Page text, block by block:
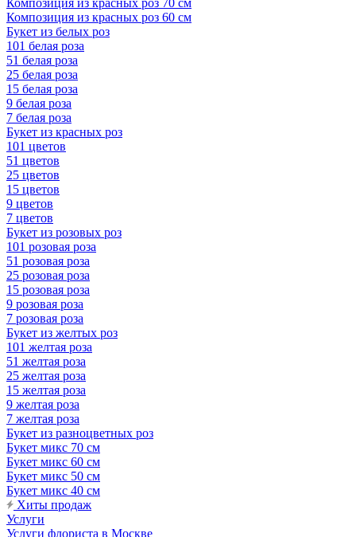
Композиция из красных роз 70 см
Композиция из красных роз 60 см
Букет из белых роз
101 белая роза
51 белая роза
25 белая роза
15 белая роза
9 белая роза
7 белая роза
Букет из красных роз
101 цветов
51 цветов
25 цветов
15 цветов
9 цветов
7 цветов
Букет из розовых роз
101 розовая роза
51 розовая роза
25 розовая роза
15 розовая роза
9 розовая роза
7 розовая роза
Букет из желтых роз
101 желтая роза
51 желтая роза
25 желтая роза
15 желтая роза
9 желтая роза
7 желтая роза
Букет из разноцветных роз
Букет микс 70 см
Букет микс 60 см
Букет микс 50 см
Букет микс 40 см
Хиты продаж
Услуги
Услуги флориста в Москве